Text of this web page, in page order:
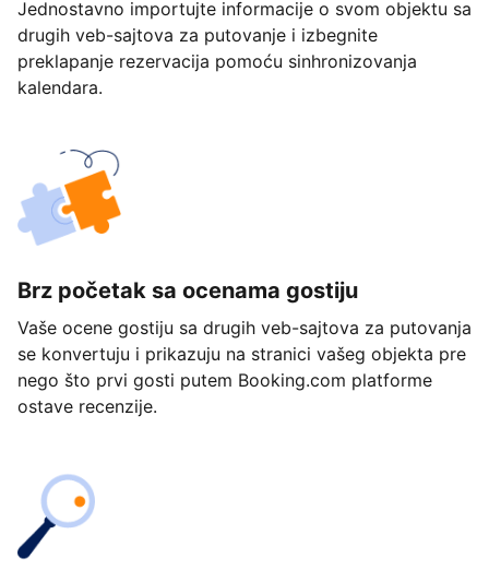
Jednostavno importujte informacije o svom objektu sa
drugih veb-sajtova za putovanje i izbegnite
preklapanje rezervacija pomoću sinhronizovanja
kalendara.
Brz početak sa ocenama gostiju
Vaše ocene gostiju sa drugih veb-sajtova za putovanja
se konvertuju i prikazuju na stranici vašeg objekta pre
nego što prvi gosti putem Booking.com platforme
ostave recenzije.